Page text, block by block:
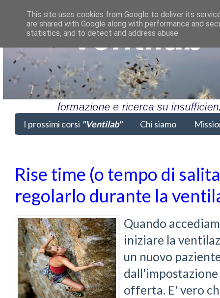
I prossimi corsi "Ventilab" Chi siamo
Rise time (o tempo di
regolarlo durante la
Quando
iniziare la
un nuovo
offerta. E' vero
This site uses cookies from Google to deliver its
are shared with Google along with performance and
statistics, and to detect and address abuse.